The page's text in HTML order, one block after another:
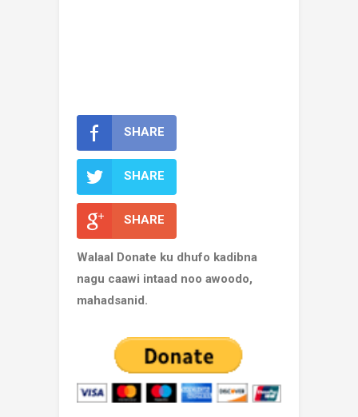
SHARE
SHARE
SHARE
Walaal Donate ku dhufo kadibna
nagu caawi intaad noo awoodo,
mahadsanid.